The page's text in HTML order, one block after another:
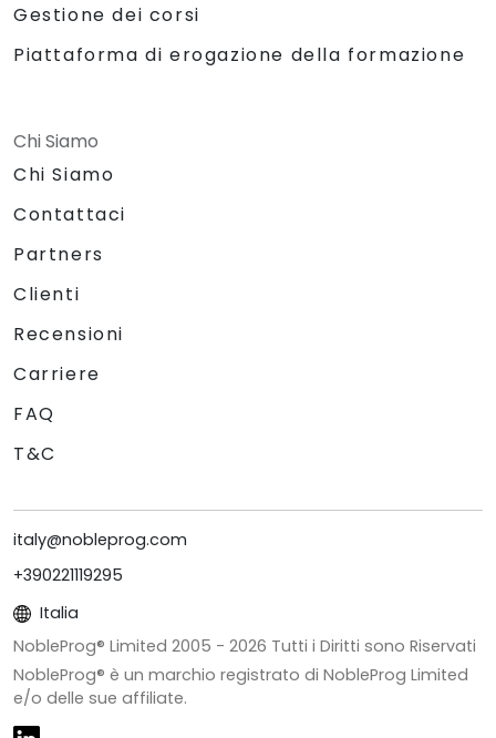
Gestione dei corsi
Piattaforma di erogazione della formazione
Chi Siamo
Chi Siamo
Contattaci
Partners
Clienti
Recensioni
Carriere
FAQ
T&C
italy@nobleprog.com
+390221119295
Italia
NobleProg® Limited 2005 - 2026 Tutti i Diritti sono Riservati
NobleProg® è un marchio registrato di NobleProg Limited
e/o delle sue affiliate.